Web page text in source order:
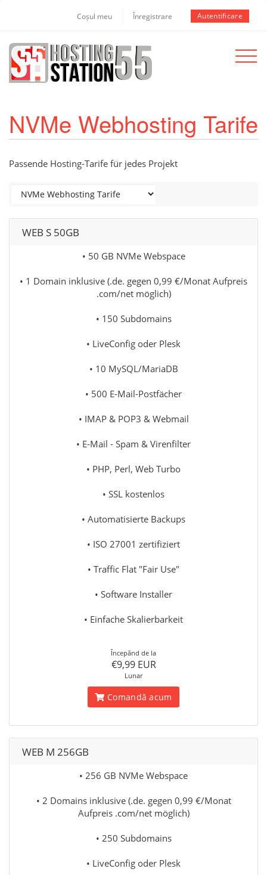
Coșul meu Înregistrare Autentificare
Toggle
NVMe Webhosting Tarife
Passende Hosting-Tarife für jedes Projekt
WEB S 50GB
• 50 GB NVMe Webspace
• 1 Domain inklusive (.de. gegen 0,99 €/Monat Aufpreis
.com/net möglich)
• 150 Subdomains
• LiveConfig oder Plesk
• 10 MySQL/MariaDB
• 500 E-Mail-Postfächer
• IMAP & POP3 & Webmail
• E-Mail - Spam & Virenfilter
• PHP, Perl, Web Turbo
• SSL kostenlos
• Automatisierte Backups
• ISO 27001 zertifiziert
• Traffic Flat "Fair Use"
• Software Installer
• Einfache Skalierbarkeit
Începănd de la
€9,99 EUR
Lunar
Comandă acum
WEB M 256GB
• 256 GB NVMe Webspace
• 2 Domains inklusive (.de. gegen 0,99 €/Monat
Aufpreis .com/net möglich)
• 250 Subdomains
• LiveConfig oder Plesk